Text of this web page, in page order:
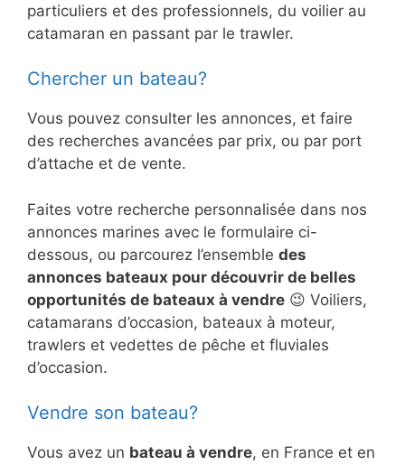
particuliers et des professionnels, du voilier au
catamaran en passant par le trawler.
Chercher un bateau?
Vous pouvez consulter les annonces, et faire
des recherches avancées par prix, ou par port
d’attache et de vente.
Faites votre recherche personnalisée dans nos
annonces marines avec le formulaire ci-
dessous, ou parcourez l’ensemble des
annonces bateaux pour découvrir de belles
opportunités de bateaux à vendre 😉 Voiliers,
catamarans d’occasion, bateaux à moteur,
trawlers et vedettes de pêche et fluviales
d’occasion.
Vendre son bateau?
Vous avez un bateau à vendre, en France et en